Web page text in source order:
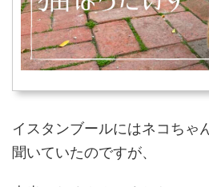
イスタンブールにはネコちゃ
聞いていたのですが、